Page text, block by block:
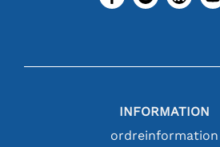
INFORMATION
ordreinformation